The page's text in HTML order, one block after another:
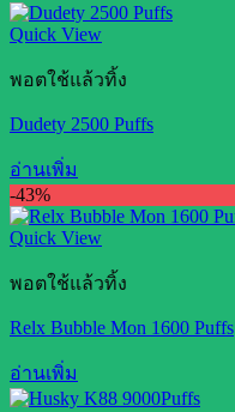
Quick View
พอตใช้แล้วทิ้ง
Dudety 2500 Puffs
อ่านเพิ่ม
-43%
Quick View
พอตใช้แล้วทิ้ง
Relx Bubble Mon 1600 Puffs
อ่านเพิ่ม